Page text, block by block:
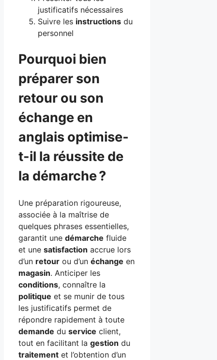
justificatifs nécessaires
Suivre les instructions du
personnel
Pourquoi bien
préparer son
retour ou son
échange en
anglais optimise-
t-il la réussite de
la démarche ?
Une préparation rigoureuse,
associée à la maîtrise de
quelques phrases essentielles,
garantit une démarche fluide
et une satisfaction accrue lors
d’un retour ou d’un échange en
magasin. Anticiper les
conditions, connaître la
politique et se munir de tous
les justificatifs permet de
répondre rapidement à toute
demande du service client,
tout en facilitant la gestion du
traitement et l’obtention d’un